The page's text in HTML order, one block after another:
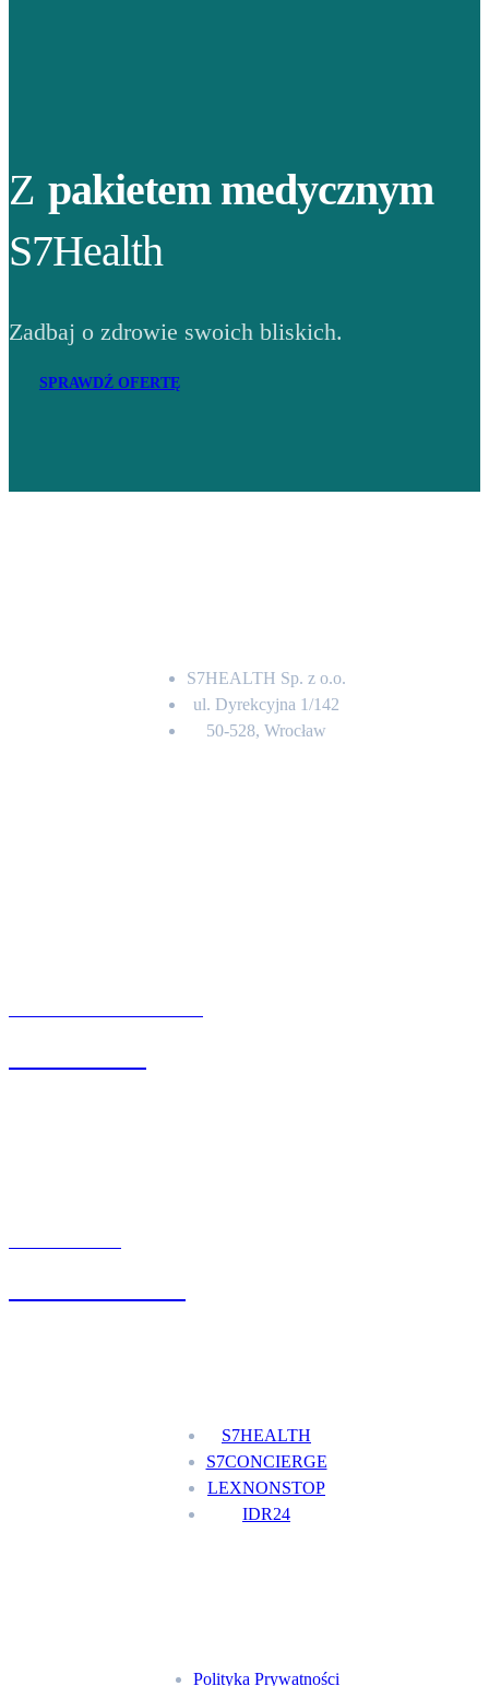
Z pakietem medycznym
S7Health
Zadbaj o zdrowie swoich bliskich.
SPRAWDŹ OFERTĘ
S7HEALTH Sp. z o.o.
ul. Dyrekcyjna 1/142
50-528, Wrocław
S7HEALTH
S7CONCIERGE
LEXNONSTOP
IDR24
Polityka Prywatności